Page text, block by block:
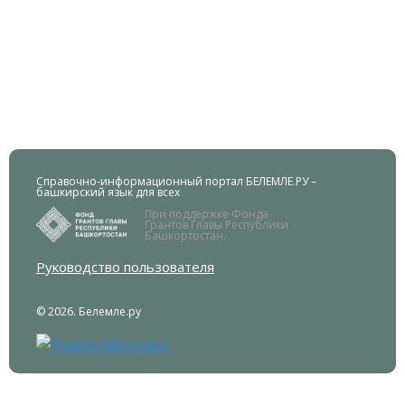
Справочно-информационный портал БЕЛЕМЛЕ.РУ –
башкирский язык для всех
При поддержке Фонда
Грантов Главы Республики
Башкортостан.
Руководство пользователя
© 2026. Белемле.ру